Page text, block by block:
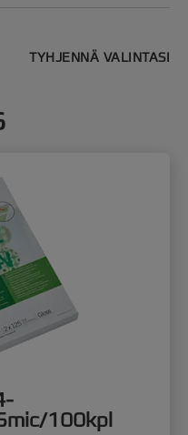
TYHJENNÄ VALINTASI
100kpl